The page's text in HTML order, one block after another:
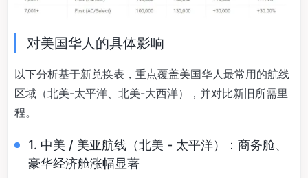
对美国华人的具体影响
以下分析基于新兑换表，重点覆盖美国华人最常用的航线
区域（北美-太平洋、北美-大西洋），并对比新旧所需里
程。
1. 中美 / 美亚航线（北美 - 太平洋）：商务舱、
豪华经济舱涨幅显著